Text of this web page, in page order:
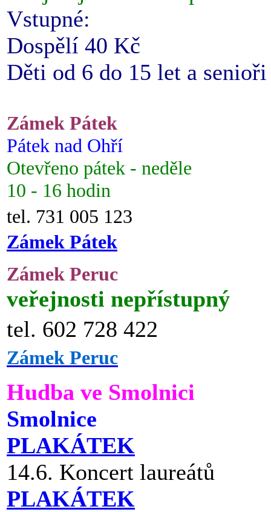
Vstupné:
Dospělí 40 Kč
Děti od 6 do 15 let a
Zámek Pátek
Pátek nad Ohří
Otevřeno pátek - neděle
10 - 16 hodin
tel. 731 005 123
Zámek Pátek
Zámek Peruc
veřejnosti nepřístupný
tel. 602 728 422
Zámek Peruc
Hudba ve Smolnici
Smolnice
PLAKÁTEK
14.6. Koncert laureátů
PLAKÁTEK